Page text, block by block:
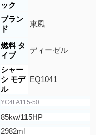
ック
ブラン
ド
東風
燃料 タ
イプ
ディーゼル
シャー
シ モデ
ル
EQ1041
YC4FA115-50
85kw/115HP
2982ml